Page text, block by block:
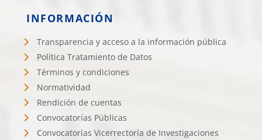
INFORMACIÓN
Transparencia y acceso a la información pública
Política Tratamiento de Datos
Términos y condiciones
Normatividad
Rendición de cuentas
Convocatorías Públicas
Convocatorías Vicerrectoría de Investigaciones